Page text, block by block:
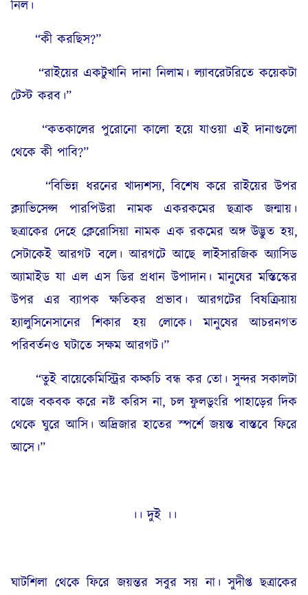
নিল।
“কী করছিস?”
“রাইয়ের একটুখানি দানা নিলাম। ল্যাবরেটরিতে কয়েকটা
টেস্ট করব।”
“কতকালের পুরোনো কালো হয়ে যাওয়া এই দানাগুলো
থেকে কী পাবি?”
“বিভিন্ন ধরনের খাদ্যশস্য, বিশেষ করে রাইয়ের উপর
ক্ল্যাভিসেপ্স পারপিউরা নামক একরকমের ছত্রাক জন্মায়।
ছত্রাকের দেহে ক্লেরোসিয়া নামক এক রকমের অঙ্গ উদ্ভুত হয়,
সেটাকেই আরগট বলে। আরগটে আছে লাইসারজিক অ্যাসিড
অ্যামাইড যা এল এস ডির প্রধান উপাদান। মানুষের মস্তিস্কের
উপর এর ব্যাপক ক্ষতিকর প্রভাব। আরগটের বিষক্রিয়ায়
হ্যালুসিনেসানের শিকার হয় লোকে। মানুষের আচরনগত
পরিবর্তনও ঘটাতে সক্ষম আরগট।”
“তুই বায়েকেমিস্ট্রির কচ্কচি বন্ধ কর তো। সুন্দর সকালটা
বাজে বকবক করে নষ্ট করিস না, চল ফুলডুংরি পাহাড়ের দিক
থেকে ঘুরে আসি। অদ্রিজার হাতের স্পর্শে জয়স্ত বাস্তবে ফিরে
আসে।”
।। দুই ।।
ঘাটশিলা থেকে ফিরে জয়ন্তর সবুর সয় না। সুদীপ্ত ছত্রাকের